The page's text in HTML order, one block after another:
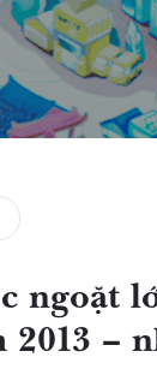
ngoặt
2013 –